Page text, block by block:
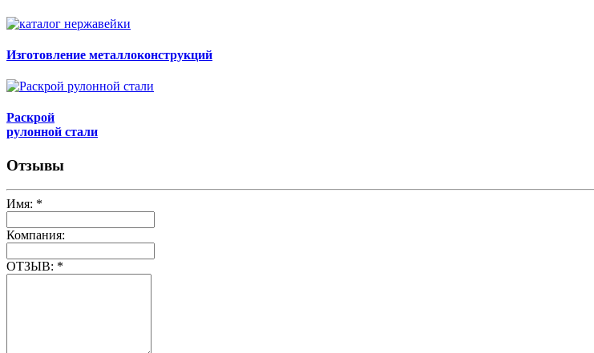
Изготовление металлоконструкций
Раскрой
рулонной стали
Отзывы
Имя: *
Компания:
ОТЗЫВ: *